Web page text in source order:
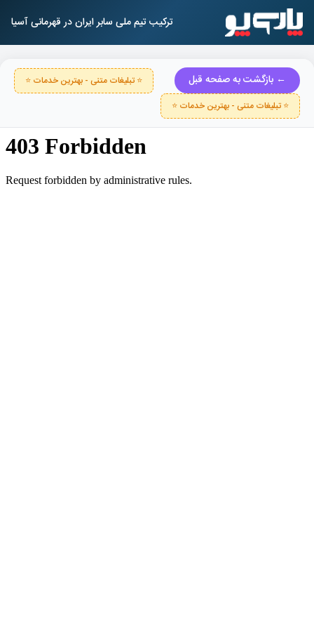
ترکیب تیم ملی سابر ایران در قهرمانی آسیا
← بازگشت به صفحه قبل
⭐ تبلیغات متنی - بهترین خدمات ⭐
⭐ تبلیغات متنی - بهترین خدمات ⭐